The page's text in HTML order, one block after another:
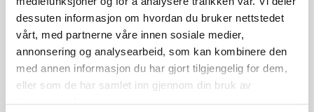
dessuten informasjon om hvordan du bruker nettstedet
vårt, med partnerne våre innen sosiale medier,
annonsering og analysearbeid, som kan kombinere den
med annen informasjon du har gjort tilgjengelig for dem,
eller som de har samlet inn gjennom din bruk av